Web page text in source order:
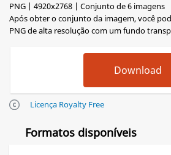
PNG | 4920x2768 | Conjunto de 6 imagens
Após obter o conjunto da imagem, você
PNG de alta resolução com um fundo
Licença Royalty Free
Formatos disponíveis